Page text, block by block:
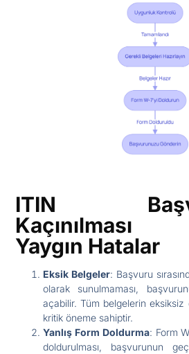
ITIN
Kaçınılması
Yaygın Hatalar
Eksik Belgeler: Başvuru
olarak sunulmaması,
açabilir. Tüm belgelerin
kritik öneme sahiptir.
Yanlış Form Doldurma: Form
doldurulması, başvurunun